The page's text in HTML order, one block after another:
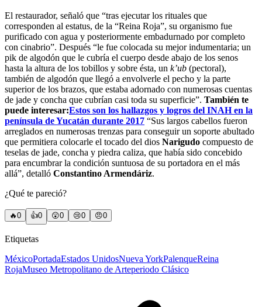
El restaurador, señaló que “tras ejecutar los rituales que
corresponden al estatus, de la “Reina Roja”, su organismo fue
purificado con agua y posteriormente embadurnado por completo
con cinabrio”. Después “le fue colocada su mejor indumentaria; un
pik de algodón que le cubría el cuerpo desde abajo de los senos
hasta la altura de los tobillos y sobre ésta, un k’ub (pectoral),
también de algodón que llegó a envolverle el pecho y la parte
superior de los brazos, que estaba adornado con numerosas cuentas
de jade y concha que cubrían casi toda su superficie”. También te
puede interesar:Estos son los hallazgos y logros del INAH en la
península de Yucatán durante 2017 “Sus largos cabellos fueron
arreglados en numerosas trenzas para conseguir un soporte abultado
que permitiera colocarle el tocado del dios Narigudo compuesto de
teselas de jade, concha y piedra caliza, que había sido concebido
para encumbrar la condición suntuosa de su portadora en el más
allá”, detalló Constantino Armendáriz.
¿Qué te pareció?
🔥0 👍0 😲0 😢0 😠0
Etiquetas
MéxicoPortadaEstados UnidosNueva YorkPalenqueReina
RojaMuseo Metropolitano de Arteperiodo Clásico